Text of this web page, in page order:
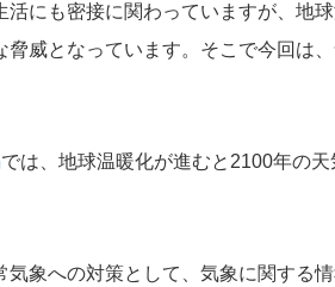
活にも密接に関わっていますが、地
脅威となっています。そこで今回は
では、地球温暖化が進むと2100年の
気象への対策として、気象に関する